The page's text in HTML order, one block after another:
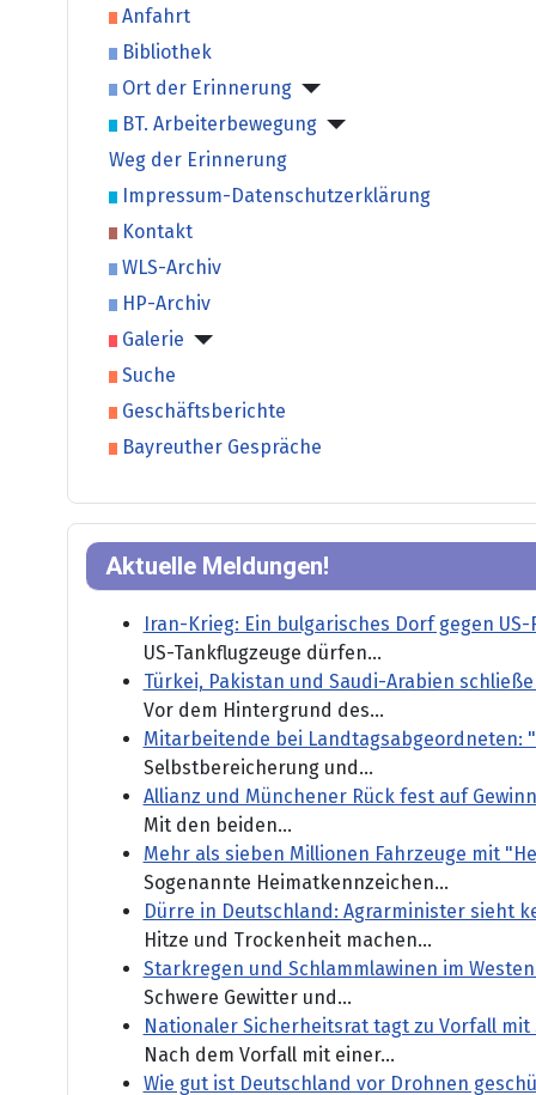
Anfahrt
Bibliothek
Ort der Erinnerung
BT. Arbeiterbewegung
Weg der Erinnerung
Impressum-Datenschutzerklärung
Kontakt
WLS-Archiv
HP-Archiv
Galerie
Suche
Geschäftsberichte
Bayreuther Gespräche
Aktuelle Meldungen!
Iran-Krieg: Ein bulgarisches Dorf gegen US-
US-Tankflugzeuge dürfen...
Türkei, Pakistan und Saudi-Arabien
Vor dem Hintergrund des...
Mitarbeitende bei Landtagsabgeordneten:
Selbstbereicherung und...
Allianz und Münchener Rück fest auf
Mit den beiden...
Mehr als sieben Millionen Fahrzeuge mit
Sogenannte Heimatkennzeichen...
Dürre in Deutschland: Agrarminister sieht
Hitze und Trockenheit machen...
Starkregen und Schlammlawinen im
Schwere Gewitter und...
Nationaler Sicherheitsrat tagt zu Vorfall
Nach dem Vorfall mit einer...
Wie gut ist Deutschland vor Drohnen